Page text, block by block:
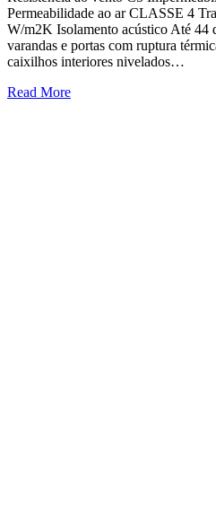
Permeabilidade ao ar CLASSE 4
W/m2K Isolamento acústico Até 44
varandas e portas com ruptura
caixilhos interiores nivelados…
Read More